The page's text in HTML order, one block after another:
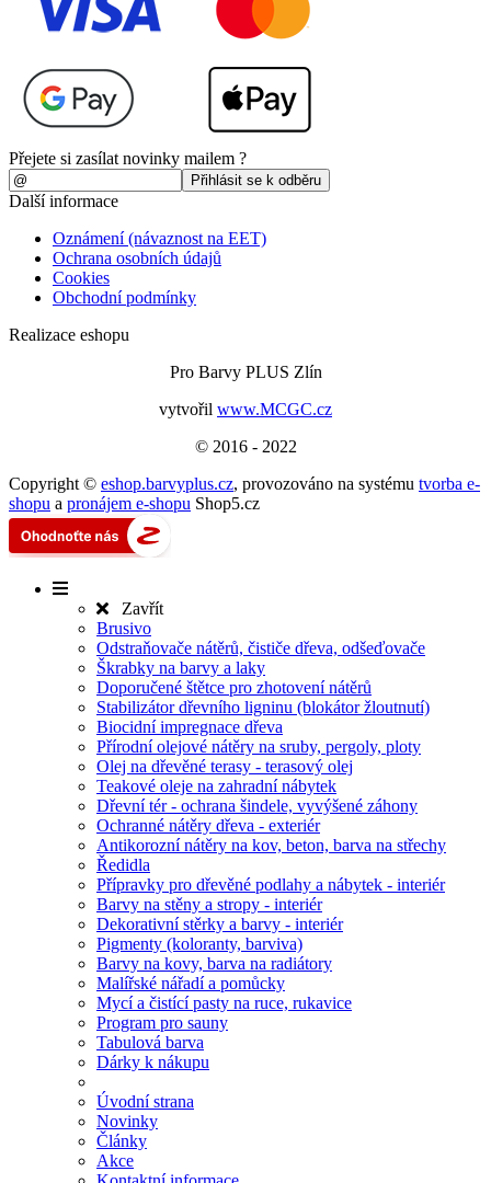
Přejete si zasílat novinky mailem ?
Další informace
Oznámení (návaznost na EET)
Ochrana osobních údajů
Cookies
Obchodní podmínky
Realizace eshopu
Pro Barvy PLUS Zlín
vytvořil www.MCGC.cz
© 2016 - 2022
Copyright © eshop.barvyplus.cz, provozováno na systému tvorba e-
shopu a pronájem e-shopu Shop5.cz
Zavřít
Brusivo
Odstraňovače nátěrů, čističe dřeva, odšeďovače
Škrabky na barvy a laky
Doporučené štětce pro zhotovení nátěrů
Stabilizátor dřevního ligninu (blokátor žloutnutí)
Biocidní impregnace dřeva
Přírodní olejové nátěry na sruby, pergoly, ploty
Olej na dřevěné terasy - terasový olej
Teakové oleje na zahradní nábytek
Dřevní tér - ochrana šindele, vyvýšené záhony
Ochranné nátěry dřeva - exteriér
Antikorozní nátěry na kov, beton, barva na střechy
Ředidla
Přípravky pro dřevěné podlahy a nábytek - interiér
Barvy na stěny a stropy - interiér
Dekorativní stěrky a barvy - interiér
Pigmenty (koloranty, barviva)
Barvy na kovy, barva na radiátory
Malířské nářadí a pomůcky
Mycí a čistící pasty na ruce, rukavice
Program pro sauny
Tabulová barva
Dárky k nákupu
Úvodní strana
Novinky
Články
Akce